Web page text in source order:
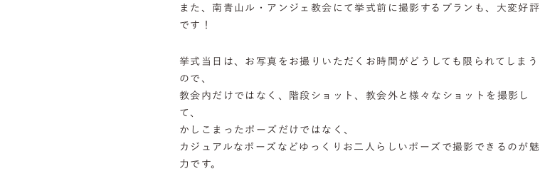
また、南青山ル・アンジェ教会にて挙式前に撮影するプランも、大変好評
です！
挙式当日は、お写真をお撮りいただくお時間がどうしても限られてしまう
ので、
教会内だけではなく、階段ショット、教会外と様々なショットを撮影し
て、
かしこまったポーズだけではなく、
カジュアルなポーズなどゆっくりお二人らしいポーズで撮影できるのが魅
力です。